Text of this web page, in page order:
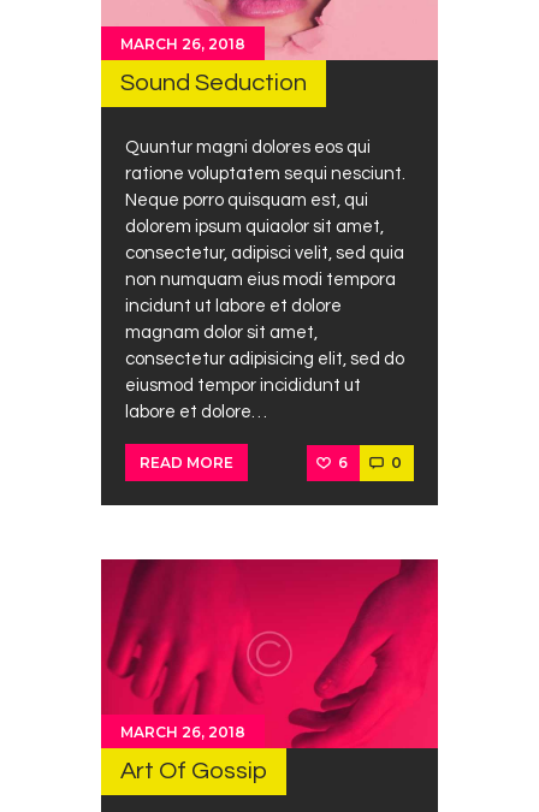
MARCH 26, 2018
Sound Seduction
Quuntur magni dolores eos qui
ratione voluptatem sequi nesciunt.
Neque porro quisquam est, qui
dolorem ipsum quiaolor sit amet,
consectetur, adipisci velit, sed quia
non numquam eius modi tempora
incidunt ut labore et dolore
magnam dolor sit amet,
consectetur adipisicing elit, sed do
eiusmod tempor incididunt ut
labore et dolore…
READ MORE 6 0
MARCH 26, 2018
Art Of Gossip